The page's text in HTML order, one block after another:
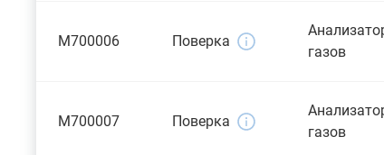
M700006 Поверка
газов
M700007 Поверка
газов